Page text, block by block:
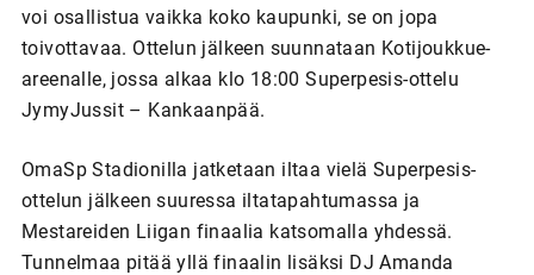
voi osallistua vaikka koko kaupunki, se on jopa
toivottavaa. Ottelun jälkeen suunnataan Kotijoukkue-
areenalle, jossa alkaa klo 18:00 Superpesis-ottelu
JymyJussit – Kankaanpää.
OmaSp Stadionilla jatketaan iltaa vielä Superpesis-
ottelun jälkeen suuressa iltatapahtumassa ja
Mestareiden Liigan finaalia katsomalla yhdessä.
Tunnelmaa pitää yllä finaalin lisäksi DJ Amanda